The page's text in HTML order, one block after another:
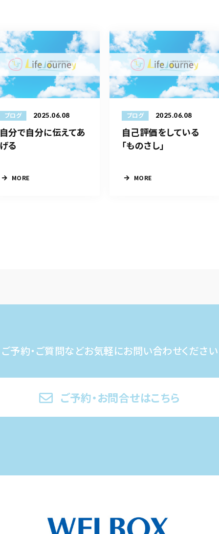
ブログ 2025.06.08
自分で自分に伝えてあ
げる
MORE
ブログ 2025.06.08
自己評価をしている
「ものさし」
MORE
ご予約・ご質問などお気軽にお問い合わせください
ご予約・お問合せはこちら